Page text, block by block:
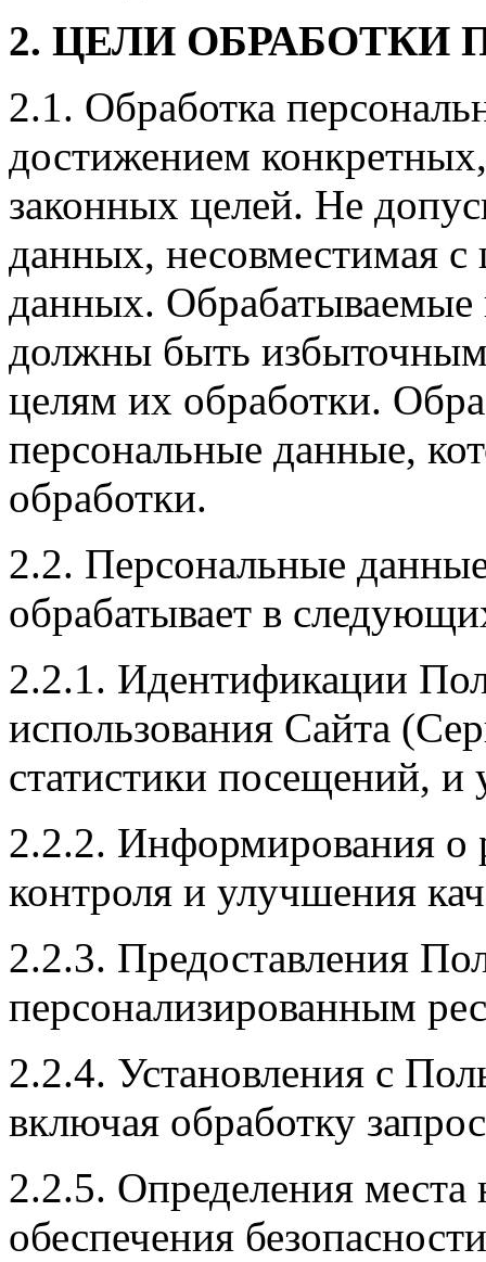
2. ЦЕЛИ
2.1. Обработка
достижением
законных целей. Не
данных, несовместимая
данных. Обрабатываемые
должны быть
целям их обработки.
персональные данные,
обработки.
2.2. Персональные
обрабатывает в
2.2.1. Идентификации
использования Сайта
статистики посещений,
2.2.2. Информирования о
контроля и улучшения
2.2.3. Предоставления
персонализированным
2.2.4. Установления с
включая обработку
2.2.5. Определения места
обеспечения